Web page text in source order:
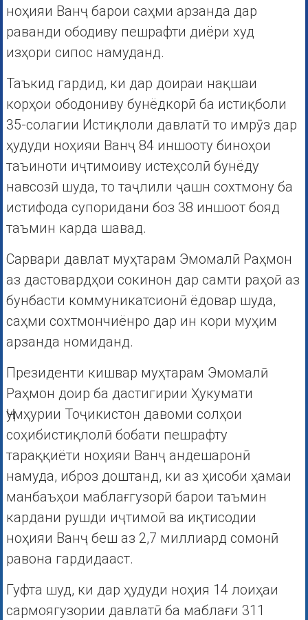
ноҳияи Ванҷ барои саҳми арзанда дар
раванди ободиву пешрафти диёри худ
изҳори сипос намуданд.
Таъкид гардид, ки дар доираи нақшаи
корҳои ободониву бунёдкорӣ ба истиқболи
35-солагии Истиқлоли давлатӣ то имрӯз дар
ҳудуди ноҳияи Ванҷ 84 иншооту биноҳои
таъиноти иҷтимоиву истеҳсолӣ бунёду
навсозӣ шуда, то таҷлили ҷашн сохтмону ба
истифода супоридани боз 38 иншоот бояд
таъмин карда шавад.
Сарвари давлат муҳтарам Эмомалӣ Раҳмон
аз дастовардҳои сокинон дар самти раҳоӣ аз
бунбасти коммуникатсионӣ ёдовар шуда,
саҳми сохтмончиёнро дар ин кори муҳим
арзанда номиданд.
Президенти кишвар муҳтарам Эмомалӣ
Раҳмон доир ба дастигирии Ҳукумати
Ҷумҳурии Тоҷикистон давоми солҳои
соҳибистиқлолӣ бобати пешрафту
тараққиёти ноҳияи Ванҷ андешаронӣ
намуда, иброз доштанд, ки аз ҳисоби ҳамаи
манбаъҳои маблағгузорӣ барои таъмин
кардани рушди иҷтимоӣ ва иқтисодии
ноҳияи Ванҷ беш аз 2,7 миллиард сомонӣ
равона гардидааст.
Гуфта шуд, ки дар ҳудуди ноҳия 14 лоиҳаи
сармоягузории давлатӣ ба маблағи 311